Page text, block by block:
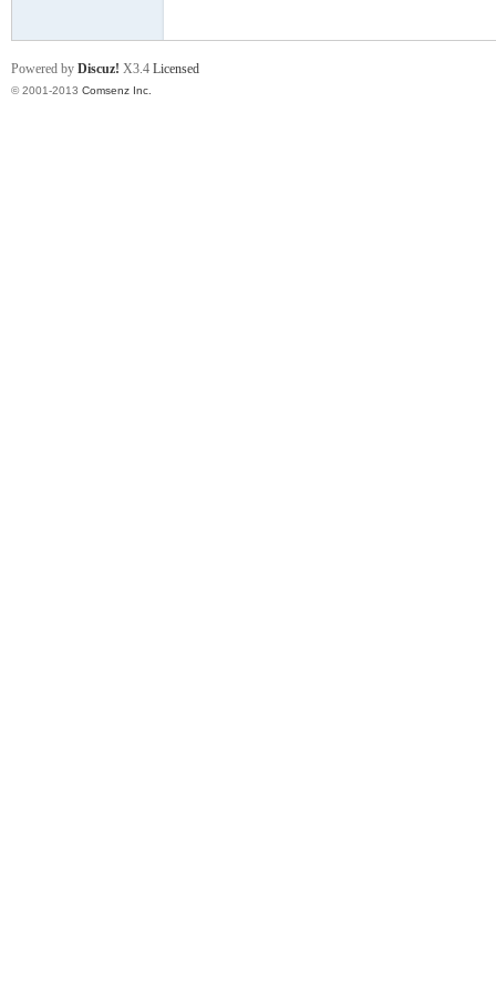
学
Powered by Discuz! X3.4 Licensed
© 2001-2013 Comsenz Inc.